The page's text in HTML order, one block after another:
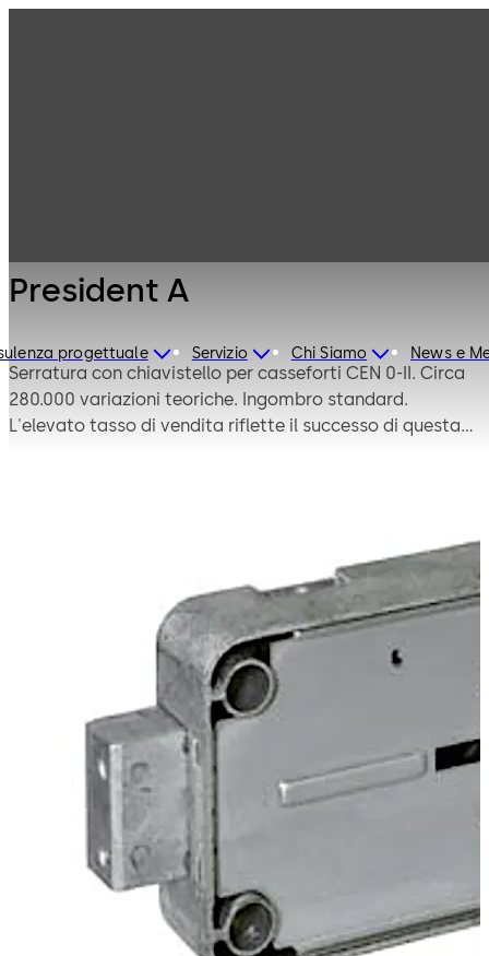
progettuale Servizio Chi Siamo News e
President A
Serratura con chiavistello per casseforti CEN 0-II. Circa
280.000 variazioni teoriche. Ingombro standard.
L'elevato tasso di vendita riflette il successo di questa